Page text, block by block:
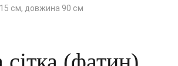
см, довжина 90 см